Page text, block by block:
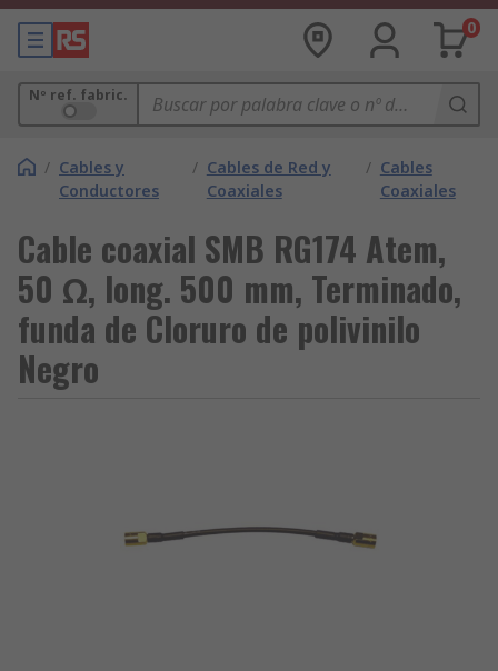
0
Nº ref. fabric.
/ Cables y
Conductores
/ Cables de Red y
Coaxiales
/ Cables
Coaxiales
Cable coaxial SMB RG174 Atem,
50 Ω, long. 500 mm, Terminado,
funda de Cloruro de polivinilo
Negro